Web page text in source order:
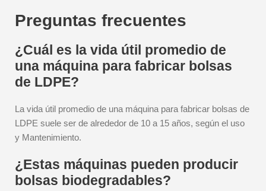
Preguntas frecuentes
¿Cuál es la vida útil promedio de
una máquina para fabricar bolsas
de LDPE?
La vida útil promedio de una máquina para fabricar bolsas de
LDPE suele ser de alrededor de 10 a 15 años, según el uso
y Mantenimiento.
¿Estas máquinas pueden producir
bolsas biodegradables?